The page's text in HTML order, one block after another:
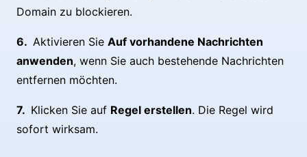
Domain zu blockieren.
Aktivieren Sie Auf vorhandene Nachrichten
anwenden, wenn Sie auch bestehende Nachrichten
entfernen möchten.
Klicken Sie auf Regel erstellen. Die Regel wird
sofort wirksam.